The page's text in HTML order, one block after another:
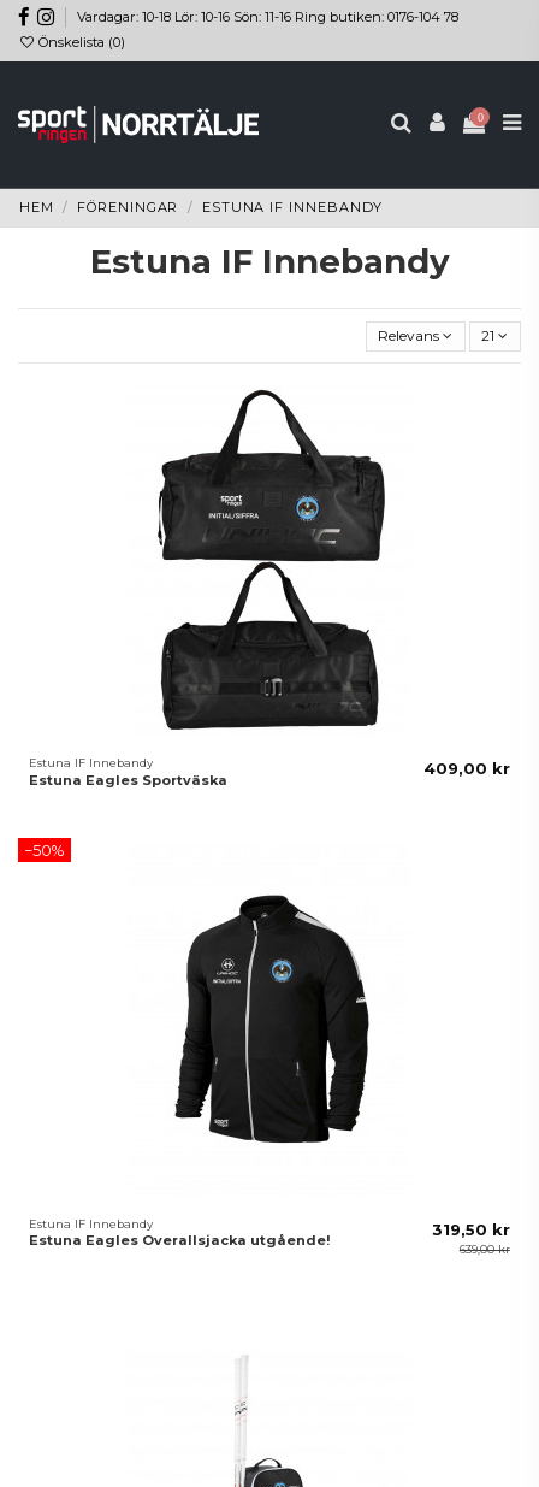
Vardagar: 10-18 Lör: 10-16 Sön: 11-16 Ring butiken: 0176-104 78
Önskelista (0)
0
HEM FÖRENINGAR ESTUNA IF INNEBANDY
Estuna IF Innebandy
Relevans 21
Estuna IF Innebandy
Estuna Eagles Sportväska
409,00 kr
−50%
Estuna IF Innebandy
Estuna Eagles Overallsjacka utgående!
319,50 kr
639,00 kr